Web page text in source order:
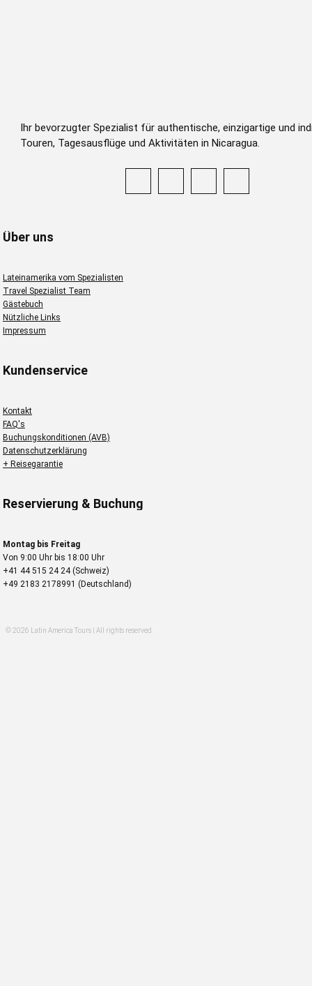
Ihr bevorzugter Spezialist für authentische, einzigartige und
Touren, Tagesausflüge und Aktivitäten in Nicaragua.
Über uns
Lateinamerika vom Spezialisten
Travel Spezialist Team
Gästebuch
Nützliche Links
Impressum
Kundenservice
Kontakt
FAQ's
Buchungskonditionen (AVB)
Datenschutzerklärung
+ Reisegarantie
Reservierung & Buchung
Montag bis Freitag
Von 9:00 Uhr bis 18:00 Uhr
+41 44 515 24 24 (Schweiz)
+49 2183 2178991 (Deutschland)
© 2026 Latin America Tours | All rights reserved